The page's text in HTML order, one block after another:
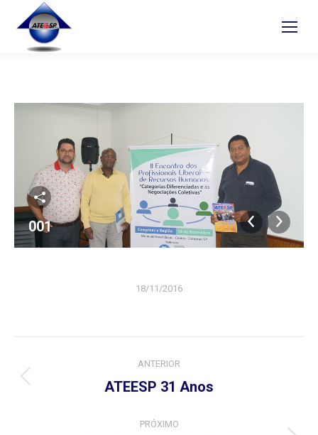
001
18/11/2016
do
ANTERIOR
Álbum
ATEESP 31 Anos
PRÓXIMO